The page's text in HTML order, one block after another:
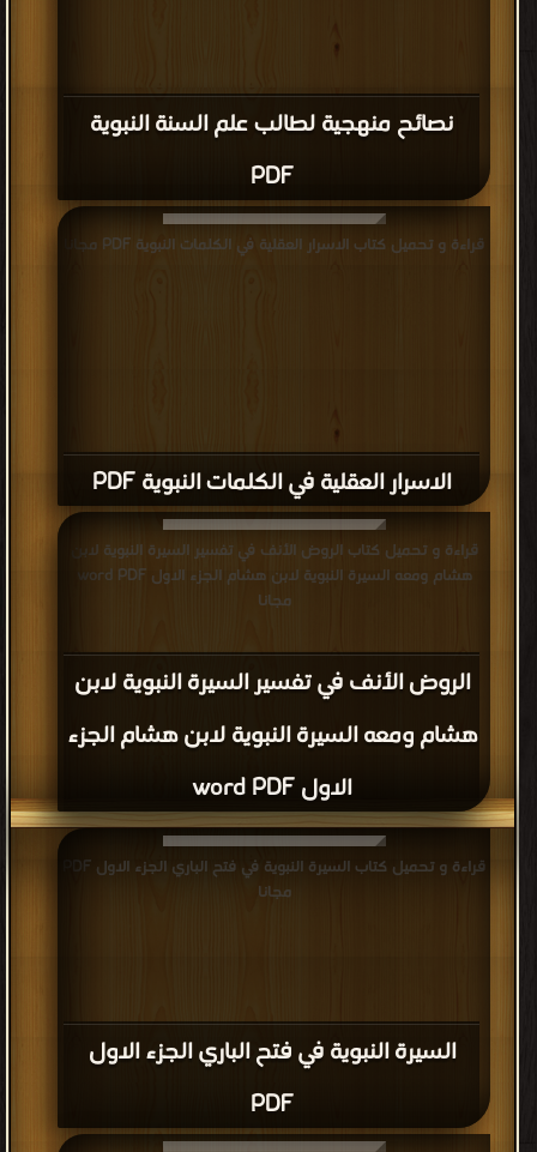
نصائح منهجية لطالب علم السنة النبوية
PDF
الاسرار العقلية في الكلمات النبوية PDF
قراءة و تحميل كتاب الاسرار العقلية في الكلمات النبوية PDF مجانا
الروض الأنف في تفسير السيرة النبوية لابن
هشام ومعه السيرة النبوية لابن هشام الجزء
الاول word PDF
قراءة و تحميل كتاب الروض الأنف في تفسير السيرة النبوية لابن
هشام ومعه السيرة النبوية لابن هشام الجزء الاول word PDF
مجانا
السيرة النبوية في فتح الباري الجزء الاول
PDF
قراءة و تحميل كتاب السيرة النبوية في فتح الباري الجزء الاول PDF
مجانا